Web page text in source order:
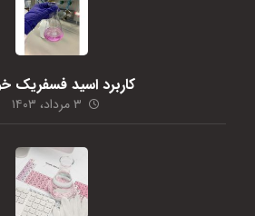
کاربرد اسید فسفریک
۳ مرداد، ۱۴۰۳